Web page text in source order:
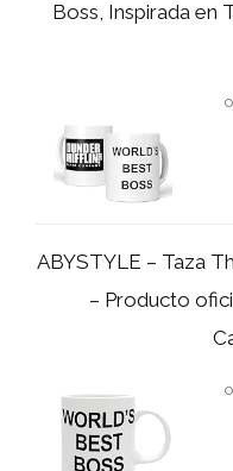
Boss, Inspirada en
ABYSTYLE – Taza
– Producto